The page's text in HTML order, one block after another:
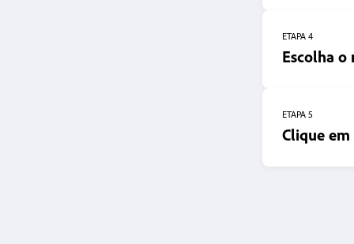
ETAPA 4
Escolha o
ETAPA 5
Clique